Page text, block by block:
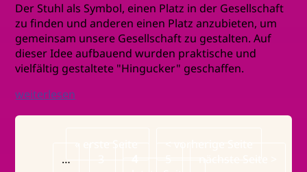
Der Stuhl als Symbol, einen Platz in der Gesellschaft
zu finden und anderen einen Platz anzubieten, um
gemeinsam unsere Gesellschaft zu gestalten. Auf
dieser Idee aufbauend wurden praktische und
vielfältig gestaltete "Hingucker" geschaffen.
weiterlesen
Seitennummerierung
…